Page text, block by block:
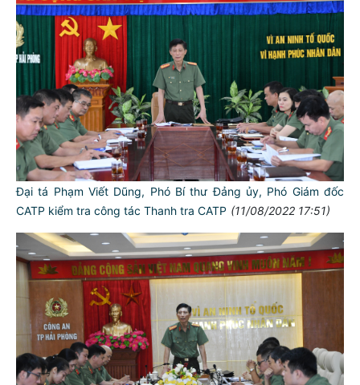
Đại tá Phạm Viết Dũng, Phó Bí thư Đảng ủy, Phó Giám đốc
CATP kiểm tra công tác Thanh tra CATP (11/08/2022 17:51)